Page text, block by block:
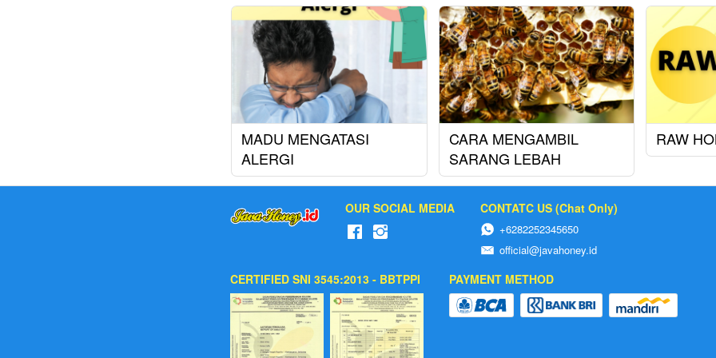
MADU MENGATASI
ALERGI
CARA MENGAMBIL
SARANG LEBAH
RAW
OUR SOCIAL MEDIA CONTATC US (Chat Only)
+6282252345650
official@javahoney.id
CERTIFIED SNI 3545:2013 - BBTPPI PAYMENT METHOD